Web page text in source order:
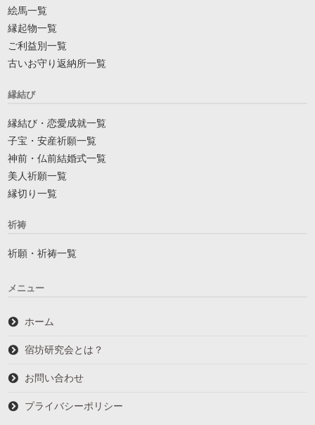
絵馬一覧
縁起物一覧
ご利益別一覧
古いお守り返納所一覧
縁結び
縁結び・恋愛成就一覧
子宝・安産祈願一覧
神前・仏前結婚式一覧
美人祈願一覧
縁切り一覧
祈祷
祈願・祈祷一覧
メニュー
ホーム
宿坊研究会とは？
お問い合わせ
プライバシーポリシー